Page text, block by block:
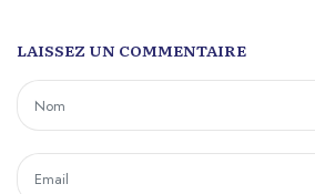
LAISSEZ UN COMMENTAIRE